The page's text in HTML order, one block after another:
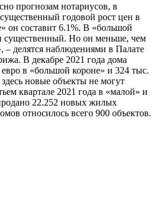
прогнозам нотариусов, в
годовой рост цен в
он составит 6.1%. В «большой
существенный. Но он меньше, чем
– делятся наблюдениями в Палате
В декабре 2021 года дома
в «большой короне» и 324 тыс.
новые объекты не могут
квартале 2021 года в «малой» и
22.252 новых жилых
относилось всего 900 объектов.